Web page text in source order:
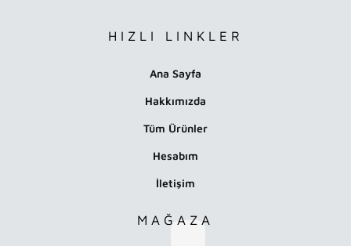
HIZLI LINKLER
Ana Sayfa
Hakkımızda
Tüm Ürünler
Hesabım
İletişim
MAĞAZA